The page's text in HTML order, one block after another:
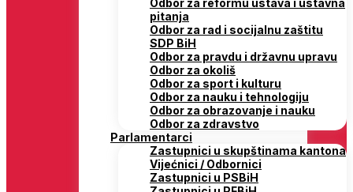
Odbor za reformu ustava i ustavna
pitanja
Odbor za rad i socijalnu zaštitu
SDP BiH
Odbor za pravdu i državnu upravu
Odbor za okoliš
Odbor za sport i kulturu
Odbor za nauku i tehnologiju
Odbor za obrazovanje i nauku
Odbor za zdravstvo
Parlamentarci
Zastupnici u skupštinama kantona
Vijećnici / Odbornici
Zastupnici u PSBiH